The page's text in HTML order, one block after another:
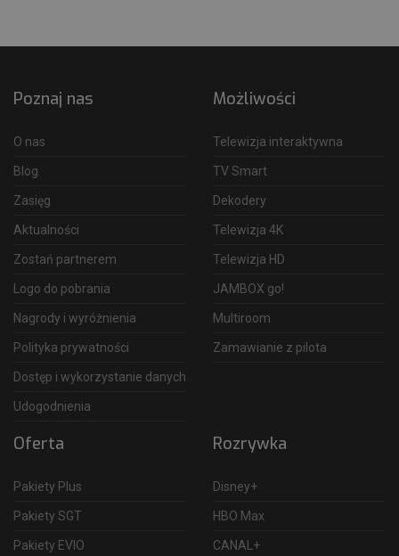
Poznaj nas
O nas
Blog
Zasięg
Aktualności
Zostań partnerem
Logo do pobrania
Nagrody i wyróżnienia
Polityka prywatności
Dostęp i wykorzystanie danych
Udogodnienia
Możliwości
Telewizja interaktywna
TV Smart
Dekodery
Telewizja 4K
Telewizja HD
JAMBOX go!
Multiroom
Zamawianie z pilota
Oferta
Pakiety Plus
Pakiety SGT
Pakiety EVIO
Rozrywka
Disney+
HBO Max
CANAL+